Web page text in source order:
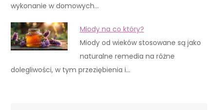
wykonanie w domowych…
Miody na co który?
Miody od wieków stosowane są jako
naturalne remedia na różne
dolegliwości, w tym przeziębienia i…